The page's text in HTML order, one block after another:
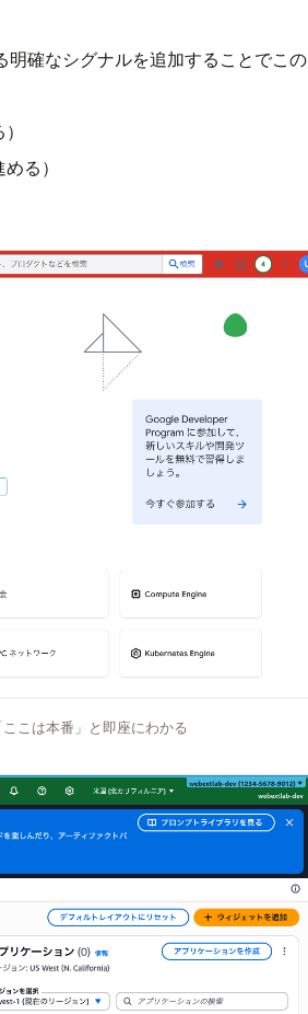
確なシグナルを追加することでこの
る）
こは本番」と即座にわかる